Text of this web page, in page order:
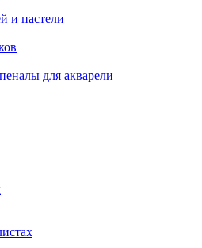
и пастели
для акварели